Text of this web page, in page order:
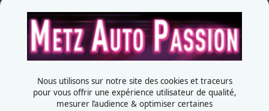
Je souhaite exposer
Metz Auto Passion
Contactez-nous
Rue de la Grange aux bois
57070 - Metz
Nous utilisons sur notre site des cookies et traceurs
pour vous offrir une expérience utilisateur de qualité,
mesurer l’audience & optimiser certaines